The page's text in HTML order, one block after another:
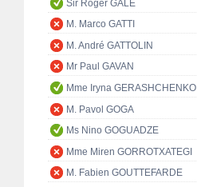
Sir Roger GALE
M. Marco GATTI
M. André GATTOLIN
Mr Paul GAVAN
Mme Iryna GERASHCHENKO
M. Pavol GOGA
Ms Nino GOGUADZE
Mme Miren GORROTXATEGI
M. Fabien GOUTTEFARDE